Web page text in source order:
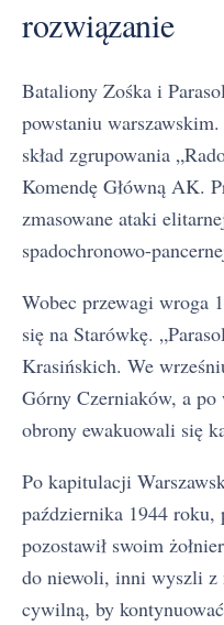
rozwiązanie
Bataliony Zośka i
powstaniu
skład zgrupowania
Komendę Główną AK.
zmasowane ataki
spadochronowo-
Wobec przewagi wroga
się na Starówkę.
Krasińskich. We
Górny Czerniaków, a
obrony ewakuowali się
Po kapitulacji
października 1944 roku,
pozostawił swoim
do niewoli, inni wyszli z
cywilną, by